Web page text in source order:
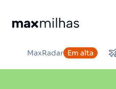
MaxRadar Em alta